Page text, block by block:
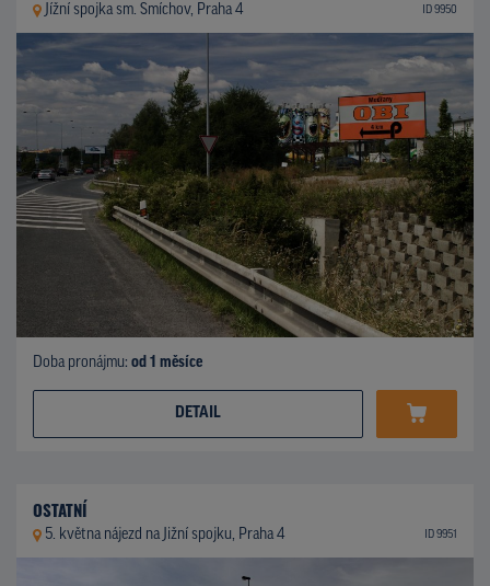
Jížní spojka sm. Smíchov, Praha 4 ID 9950
Doba pronájmu: od 1 měsíce
DETAIL
OSTATNÍ
5. května nájezd na Jižní spojku, Praha 4 ID 9951